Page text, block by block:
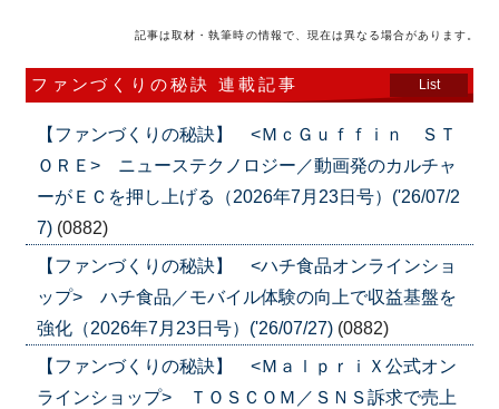
記事は取材・執筆時の情報で、現在は異なる場合があります。
ファンづくりの秘訣 連載記事 List
【ファンづくりの秘訣】 <ＭｃＧｕｆｆｉｎ ＳＴ
ＯＲＥ> ニューステクノロジー／動画発のカルチャ
ーがＥＣを押し上げる（2026年7月23日号）('26/07/2
7) (0882)
【ファンづくりの秘訣】 <ハチ食品オンラインショ
ップ> ハチ食品／モバイル体験の向上で収益基盤を
強化（2026年7月23日号）('26/07/27) (0882)
【ファンづくりの秘訣】 <ＭａｌｐｒｉＸ公式オン
ラインショップ> ＴＯＳＣＯＭ／ＳＮＳ訴求で売上